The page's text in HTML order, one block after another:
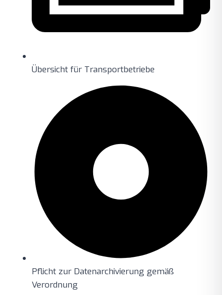
Übersicht für Transportbetriebe
Pflicht zur Datenarchivierung gemäß
Verordnung